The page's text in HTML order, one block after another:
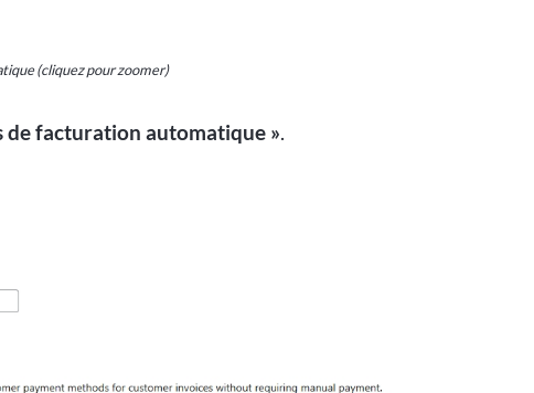
(cliquez pour zoomer)
de facturation automatique ».